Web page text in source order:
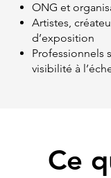
ONG et
Artistes,
d’exposition
Professionnels
visibilité à
Ce